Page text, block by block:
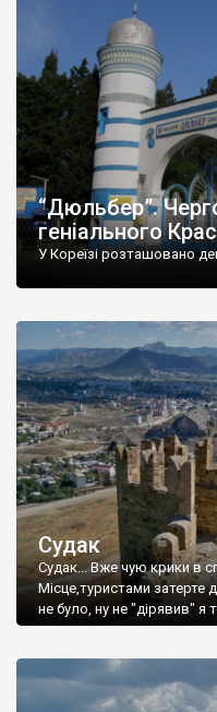
“Дюльбер”.
геніального
У Кореїзі розташовано
Судак
Судак... Вже чую крики в
Місце,туристами
не було, ну не "дірявив" я